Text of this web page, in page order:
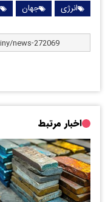
انرژی جهان
اخبار مرتبط